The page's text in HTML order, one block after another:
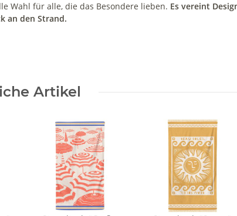
Wahl für alle, die das Besondere lieben. Es vereint
an den Strand.
Artikel